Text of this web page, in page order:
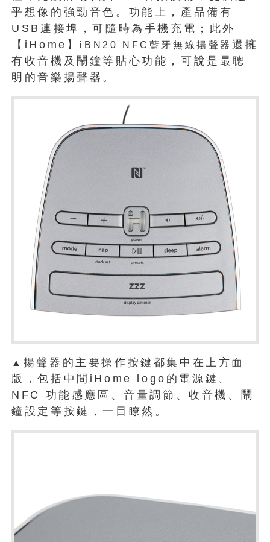
乎想像的強勁音色。功能上，產品備有
USB連接埠，可隨時為手機充電；此外
【iHome】
iBN20 NFC藍牙無線揚聲器 還擁
有收音機及鬧鐘等貼心功能，可說是最聰
明的音樂揚聲器。
▲ 揚聲器的主要操作按鍵都集中在上方面
版，包括中間iHome logo的電源鍵、
NFC 功能感應區、音量調節、收音機、鬧
鐘設定等按鍵，一目瞭然。